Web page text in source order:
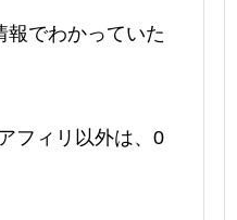
でわかっていた
フィリ以外は、0